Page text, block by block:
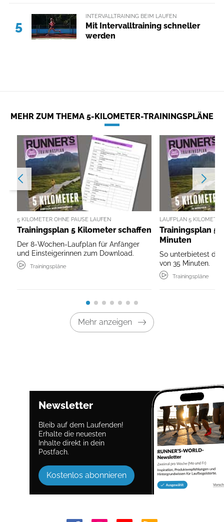
5
INTERVALLTRAINING BEIM LAUFEN
Mit Intervalltraining schneller
werden
MEHR ZUM THEMA 5-KILOMETER-TRAININGSPLÄNE
5 KILOMETER OHNE PAUSE LAUFEN
Trainingsplan 5 Kilometer schaffen
Der 8-Wochen-Laufplan für Anfänger
und Einsteigerinnen zum Download.
Trainingspläne
LAUFPLAN 5
Trainingsplan 5
Minuten
So unterbietest du
von 35 Minuten.
Trainingspläne
Mehr anzeigen
Newsletter
Bleib auf dem Laufenden!
Erhalte die neuesten
Inhalte direkt in dein
Postfach.
Kostenlos abonnieren